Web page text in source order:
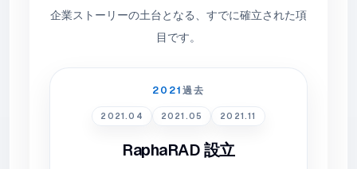
企業ストーリーの土台となる、すでに確立された項
目です。
2021過去
2021.04 2021.05 2021.11
RaphaRAD 設立